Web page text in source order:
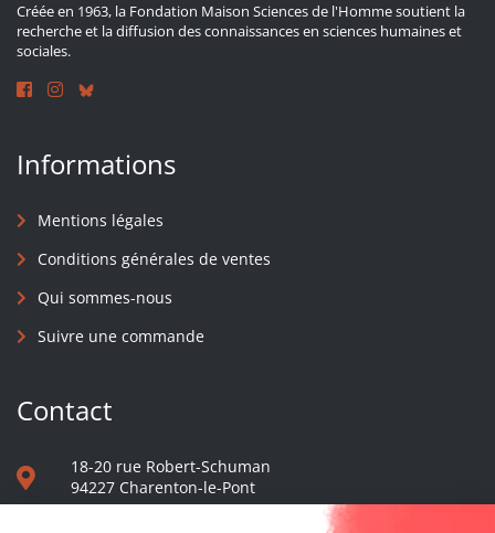
Créée en 1963, la Fondation Maison Sciences de l'Homme soutient la
recherche et la diffusion des connaissances en sciences humaines et
sociales.
Informations
Mentions légales
Conditions générales de ventes
Qui sommes-nous
Suivre une commande
Contact
18-20 rue Robert-Schuman
94227 Charenton-le-Pont